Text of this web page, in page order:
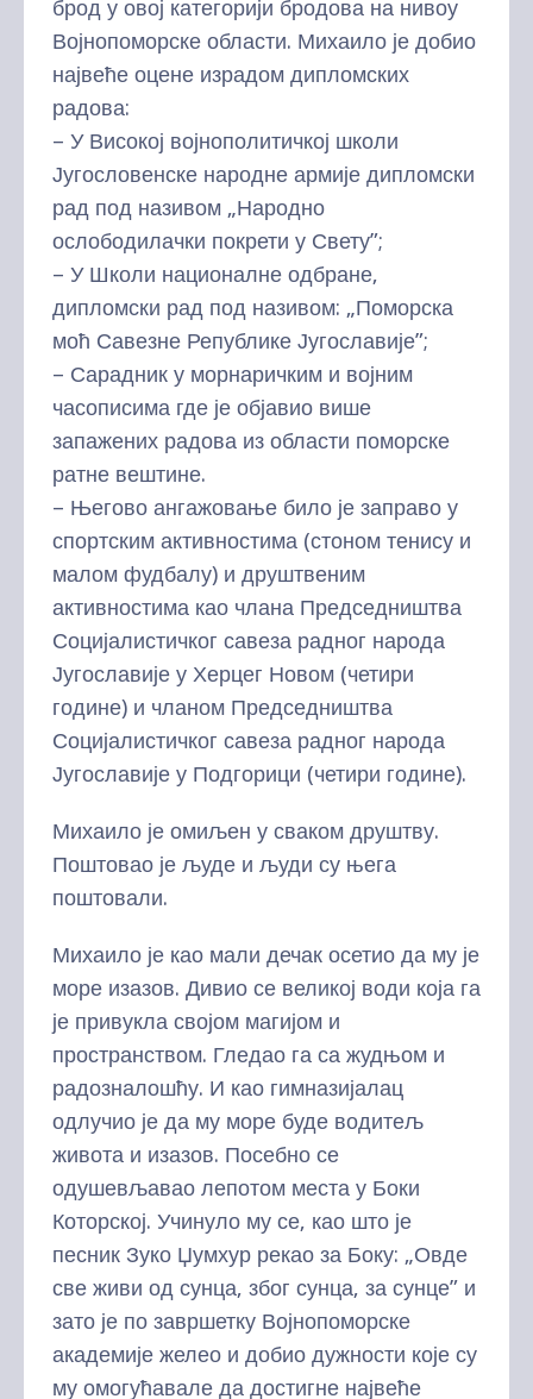
брод у овој категорији бродова на нивоу
Војнопоморске области. Михаило је добио
највеће оцене израдом дипломских
радова:
– У Високој војнополитичкој школи
Југословенске народне армије дипломски
рад под називом „Народно
ослободилачки покрети у Свету”;
– У Школи националне одбране,
дипломски рад под називом: „Поморска
моћ Савезне Републике Југославије”;
– Сарадник у морнаричким и војним
часописима где је објавио више
запажених радова из области поморске
ратне вештине.
– Његово ангажовање било је заправо у
спортским активностима (стоном тенису и
малом фудбалу) и друштвеним
активностима као члана Председништва
Социјалистичког савеза радног народа
Југославије у Херцег Новом (четири
године) и чланом Председништва
Социјалистичког савеза радног народа
Југославије у Подгорици (четири године).
Михаило је омиљен у сваком друштву.
Поштовао је људе и људи су њега
поштовали.
Михаило је као мали дечак осетио да му је
море изазов. Дивио се великој води која га
је привукла својом магијом и
пространством. Гледао га са жудњом и
радозналошћу. И као гимназијалац
одлучио је да му море буде водитељ
живота и изазов. Посебно се
одушевљавао лепотом места у Боки
Которској. Учинуло му се, као што је
песник Зуко Џумхур рекао за Боку: „Овде
све живи од сунца, због сунца, за сунце” и
зато је по завршетку Војнопоморске
академије желео и добио дужности које су
му омогућавале да достигне највеће